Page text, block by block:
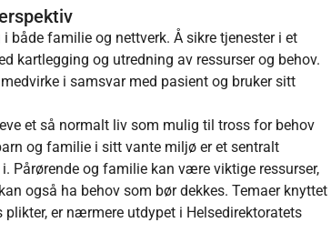
både familie og nettverk. Å sikre tjenester i et
kartlegging og utredning av ressurser og behov.
i samsvar med pasient og bruker sitt
et så normalt liv som mulig til tross for behov
og familie i sitt vante miljø er et sentralt
Pårørende og familie kan være viktige ressurser,
også ha behov som bør dekkes. Temaer knyttet
er nærmere utdypet i Helsedirektoratets